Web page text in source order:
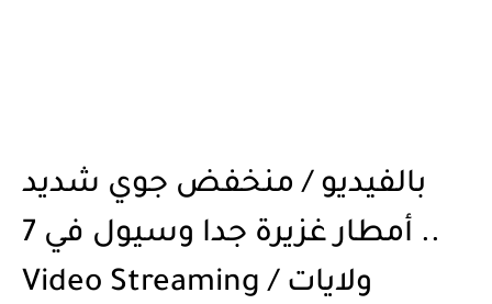
بالفيديو / منخفض جوي شديد
.. أمطار غزيرة جدا وسيول في 7
ولايات / Video Streaming